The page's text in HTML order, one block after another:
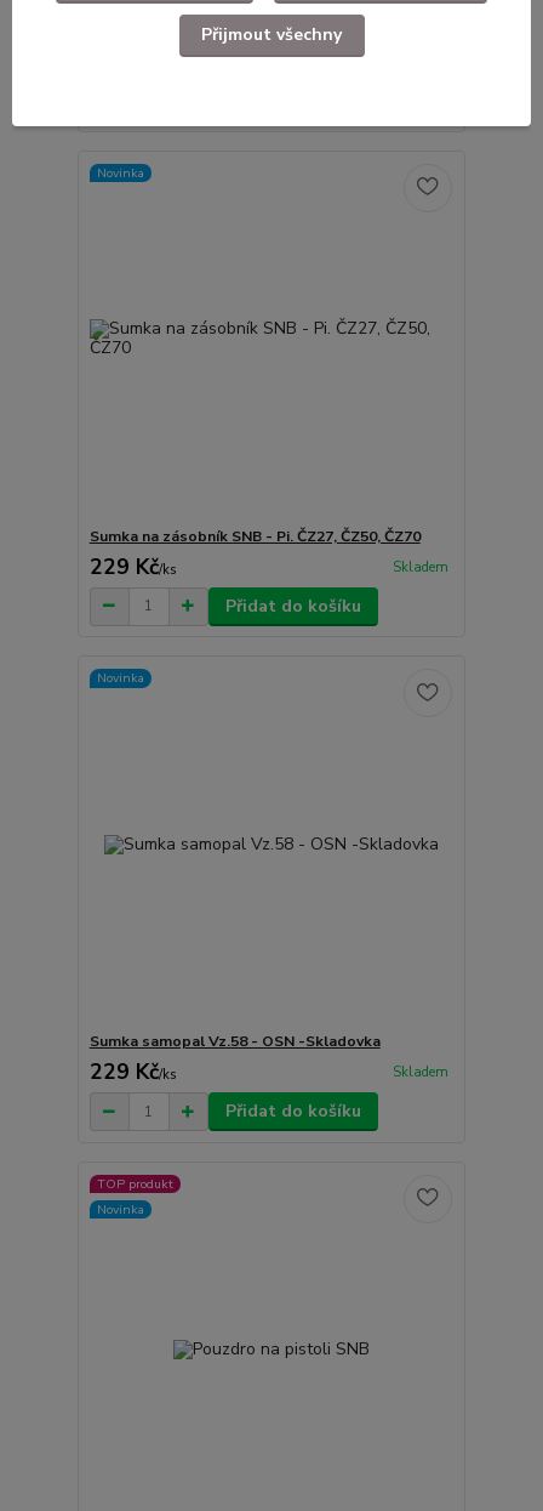
Sumka na zásobník SNB - Ilustrační foto. Stav viz
Novinka
Sumka na zásobník SNB - Pi. ČZ27, ČZ50, ČZ70
229 Kč/ks Skladem
Přidat do košíku
Novinka
Sumka samopal Vz.58 - OSN -Skladovka
229 Kč/ks Skladem
Přidat do košíku
TOP produkt
Novinka
Přijmout všechny